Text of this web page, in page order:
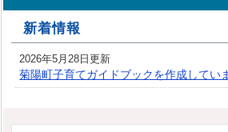
新着情報
2026年5月28日更新
菊陽町子育てガイドブックを作成してい